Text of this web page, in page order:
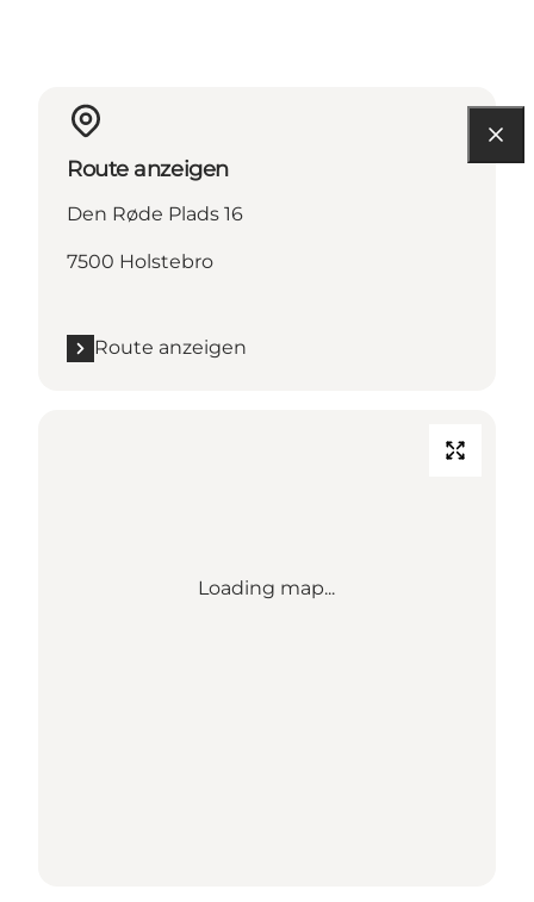
Route anzeigen
Den Røde Plads 16
7500 Holstebro
Route anzeigen
Loading map...